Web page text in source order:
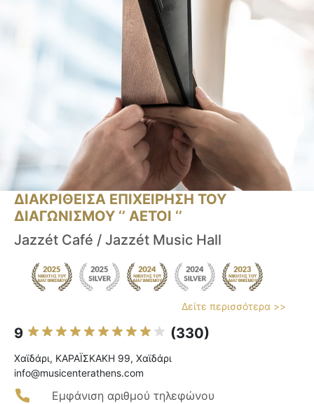
ΔΙΑΚΡΙΘΕΙΣΑ ΕΠΙΧΕΙΡΗΣΗ ΤΟΥ
ΔΙΑΓΩΝΙΣΜΟΥ ‘’ ΑΕΤΟΙ ‘’
Jazzét Café / Jazzét Music Hall
Δείτε περισσότερα >>
9 (330)
Χαϊδάρι, ΚΑΡΑΪΣΚΑΚΗ 99, Χαϊδάρι
info@musicenterathens.com
Εμφάνιση αριθμού τηλεφώνου